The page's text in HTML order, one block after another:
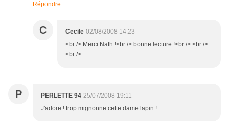
Répondre
C Cecile 02/08/2008 14:23
<br /> Merci Nath !<br /> bonne lecture !<br /> <br />
<br />
P PERLETTE 94 25/07/2008 19:11
J'adore ! trop mignonne cette dame lapin !